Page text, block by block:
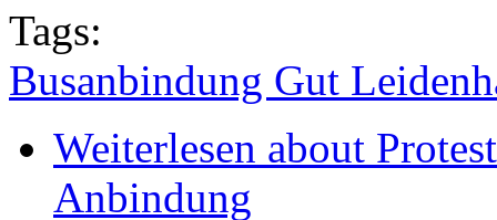
Tags:
Busanbindung Gut
Weiterlesen about
Anbindung